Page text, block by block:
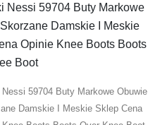
Nessi 59704 Buty Markowe Obuwie
Damskie I Meskie Sklep Cena